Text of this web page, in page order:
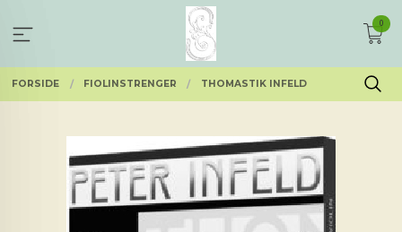
innholdet
0
FORSIDE FIOLINSTRENGER THOMASTIK INFELD